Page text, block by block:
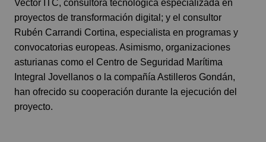
Vector ITC, consultora tecnológica especializada en
proyectos de transformación digital; y el consultor
Rubén Carrandi Cortina, especialista en programas y
convocatorias europeas. Asimismo, organizaciones
asturianas como el Centro de Seguridad Marítima
Integral Jovellanos o la compañía Astilleros Gondán,
han ofrecido su cooperación durante la ejecución del
proyecto.